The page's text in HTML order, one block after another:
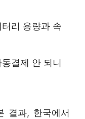
리 용량과 속
결제 안 되니
결과, 한국에서